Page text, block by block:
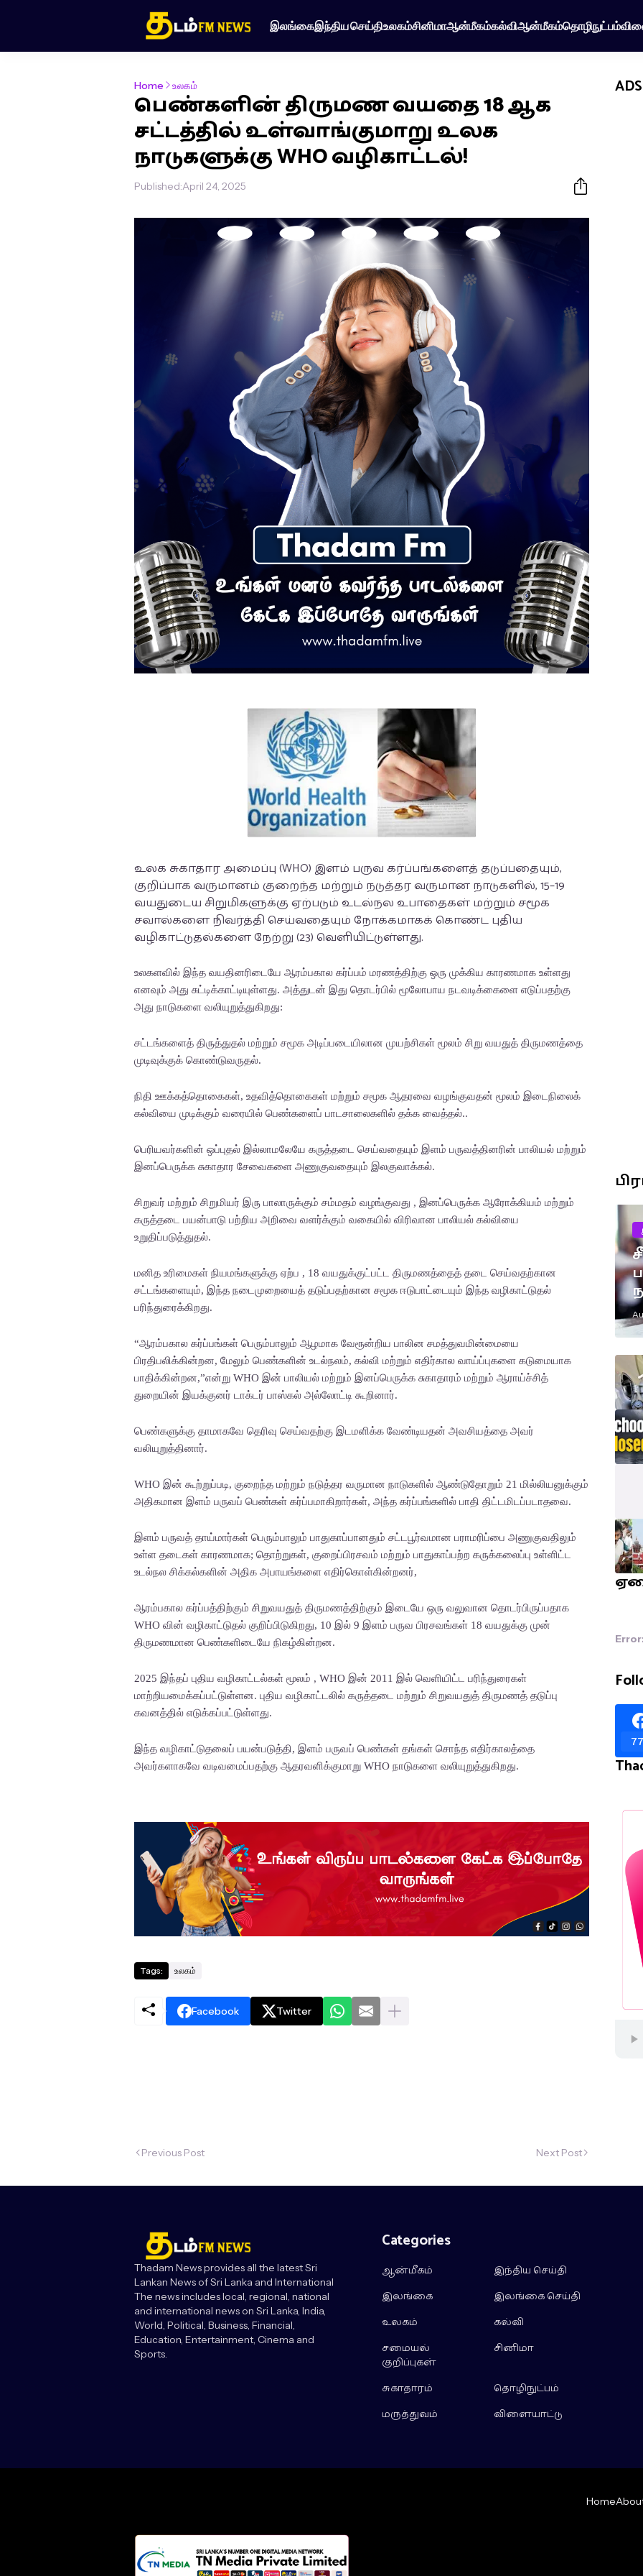
இலங்கைஇந்திய செய்திஉலகம்சினிமாஆன்மீகம்கல்விஆன்மீகம்தொழிநுட்பம்
Home உலகம்
பெண்களின் திருமண வயதை 18 ஆக
சட்டத்தில் உள்வாங்குமாறு உலக
நாடுகளுக்கு WHO வழிகாட்டல்!
Published:April 24, 2025
உலக சுகாதார அமைப்பு (WHO) இளம் பருவ கர்ப்பங்களைத் தடுப்பதையும்,
குறிப்பாக வருமானம் குறைந்த மற்றும் நடுத்தர வருமான நாடுகளில், 15–19
வயதுடைய சிறுமிகளுக்கு ஏற்படும் உடல்நல உபாதைகள் மற்றும் சமூக
சவால்களை நிவர்த்தி செய்வதையும் நோக்கமாகக் கொண்ட புதிய
வழிகாட்டுதல்களை நேற்று (23) வெளியிட்டுள்ளது.
உலகளவில் இந்த வயதினரிடையே ஆரம்பகால கர்ப்பம் மரணத்திற்கு ஒரு முக்கிய காரணமாக உள்ளது
எனவும் அது சுட்டிக்காட்டியுள்ளது. அத்துடன் இது தொடர்பில் மூலோபாய நடவடிக்கைளை எடுப்பதற்கு
அது நாடுகளை வலியுறுத்துகிறது:
சட்டங்களைத் திருத்துதல் மற்றும் சமூக அடிப்படையிலான முயற்சிகள் மூலம் சிறு வயதுத் திருமணத்தை
முடிவுக்குக் கொண்டுவருதல்.
நிதி ஊக்கத்தொகைகள், உதவித்தொகைகள் மற்றும் சமூக ஆதரவை வழங்குவதன் மூலம் இடைநிலைக்
கல்வியை முடிக்கும் வரையில் பெண்களைப் பாடசாலைகளில் தக்க வைத்தல்..
பெரியவர்களின் ஒப்புதல் இல்லாமலேயே கருத்தடை செய்வதையும் இளம் பருவத்தினரின் பாலியல் மற்றும்
இனப்பெருக்க சுகாதார சேவைகளை அணுகுவதையும் இலகுவாக்கல்.
சிறுவர் மற்றும் சிறுமியர் இரு பாலாருக்கும் சம்மதம் வழங்குவது , இனப்பெருக்க ஆரோக்கியம் மற்றும்
கருத்தடை பயன்பாடு பற்றிய அறிவை வளர்க்கும் வகையில் விரிவான பாலியல் கல்வியை
உறுதிப்படுத்துதல்.
மனித உரிமைகள் நியமங்களுக்கு ஏற்ப , 18 வயதுக்குட்பட்ட திருமணத்தைத் தடை செய்வதற்கான
சட்டங்களையும், இந்த நடைமுறையைத் தடுப்பதற்கான சமூக ஈடுபாட்டையும் இந்த வழிகாட்டுதல்
பரிந்துரைக்கிறது.
“ஆரம்பகால கர்ப்பங்கள் பெரும்பாலும் ஆழமாக வேரூன்றிய பாலின சமத்துவமின்மையை
பிரதிபலிக்கின்றன, மேலும் பெண்களின் உடல்நலம், கல்வி மற்றும் எதிர்கால வாய்ப்புகளை கடுமையாக
பாதிக்கின்றன,”என்று WHO இன் பாலியல் மற்றும் இனப்பெருக்க சுகாதாரம் மற்றும் ஆராய்ச்சித்
துறையின் இயக்குனர் டாக்டர் பாஸ்கல் அல்லோட்டி கூறினார்.
பெண்களுக்கு தாமாகவே தெரிவு செய்வதற்கு இடமளிக்க வேண்டியதன் அவசியத்தை அவர்
வலியுறுத்தினார்.
WHO இன் கூற்றுப்படி, குறைந்த மற்றும் நடுத்தர வருமான நாடுகளில் ஆண்டுதோறும் 21 மில்லியனுக்கும்
அதிகமான இளம் பருவப் பெண்கள் கர்ப்பமாகிறார்கள், அந்த கர்ப்பங்களில் பாதி திட்டமிடப்படாதவை.
இளம் பருவத் தாய்மார்கள் பெரும்பாலும் பாதுகாப்பானதும் சட்டபூர்வமான பராமரிப்பை அணுகுவதிலும்
உள்ள தடைகள் காரணமாக; தொற்றுகள், குறைப்பிரசவம் மற்றும் பாதுகாப்பற்ற கருக்கலைப்பு உள்ளிட்ட
உடல்நல சிக்கல்களின் அதிக அபாயங்களை எதிர்கொள்கின்றனர்,
ஆரம்பகால கர்ப்பத்திற்கும் சிறுவயதுத் திருமணத்திற்கும் இடையே ஒரு வலுவான தொடர்பிருப்பதாக
WHO வின் வழிகாட்டுதல் குறிப்பிடுகிறது, 10 இல் 9 இளம் பருவ பிரசவங்கள் 18 வயதுக்கு முன்
திருமணமான பெண்களிடையே நிகழ்கின்றன.
2025 இந்தப் புதிய வழிகாட்டல்கள் மூலம் , WHO இன் 2011 இல் வெளியிட்ட பரிந்துரைகள்
மாற்றியமைக்கப்பட்டுள்ளன. புதிய வழிகாட்டலில் கருத்தடை மற்றும் சிறுவயதுத் திருமணத் தடுப்பு
கவனத்தில் எடுக்கப்பட்டுள்ளது.
இந்த வழிகாட்டுதலைப் பயன்படுத்தி, இளம் பருவப் பெண்கள் தங்கள் சொந்த எதிர்காலத்தை
அவர்களாகவே வடிவமைப்பதற்கு ஆதரவளிக்குமாறு WHO நாடுகளை வலியுறுத்துகிறது.
Tags: உலகம்
Facebook Twitter
Previous Post Next Post
ADS
Thadam News provides all the latest Sri
Lankan News of Sri Lanka and International
The news includes local, regional, national
and international news on Sri Lanka, India,
World, Political, Business, Financial,
Education, Entertainment, Cinema and
Sports.
Categories
ஆன்மீகம்
இந்திய செய்தி
இலங்கை
இலங்கை செய்தி
உலகம்
கல்வி
சமையல்
குறிப்புகள்
சினிமா
சுகாதாரம்
தொழிநுட்பம்
மருத்துவம்
விளையாட்டு
Home